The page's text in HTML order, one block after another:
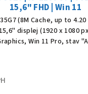
15,6" FHD | Win 11
(8M Cache, up to 4.20
displej (1920 x 1080
Win 11 Pro, stav